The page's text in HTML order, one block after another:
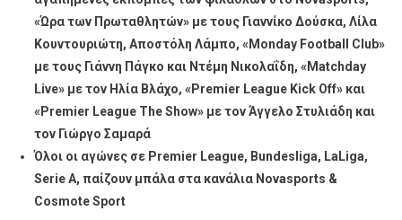
Φέγενορντ,
Coppa
Italia,
Διοργανώσεις
Κανάλια
Novasports
Και
Cosmote
«Ώρα των Πρωταθλητών» με τους Γιαννίκο Δούσκα, Λίλα
Κουντουριώτη, Αποστόλη Λάμπο, «Monday Football Club»
με τους Γιάννη Πάγκο και Ντέμη Νικολαΐδη, «Matchday
Live» με τον Ηλία Βλάχο, «Premier League Kick Off» και
«Premier League TheShow» με τον Άγγελο Στυλιάδη και
τον Γιώργο Σαμαρά
Όλοι οι αγώνες σε Premier League, Bundesliga, LaLiga,
SerieA, παίζουν μπάλα στα κανάλια Novasports &
CosmoteSport